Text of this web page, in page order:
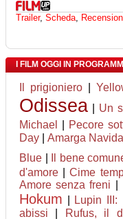
Trailer, Scheda,
I FILM OGGI IN
Il prigioniero
Odissea Un
Michael
Pecore
Day Amarga
Blue
Il bene
d'amore |Cime
Amore senza freni
Hokum Lupin
abissi
Rufus, il